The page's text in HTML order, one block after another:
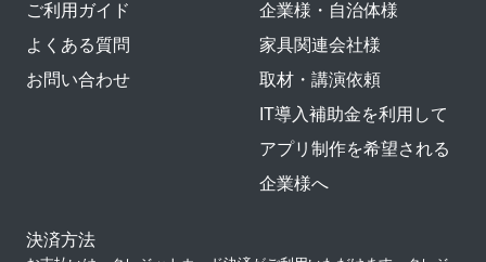
ご利用ガイド
よくある質問
お問い合わせ
企業様・自治体様
家具関連会社様
取材・講演依頼
IT導入補助金を利用して
アプリ制作を希望される
企業様へ
決済方法